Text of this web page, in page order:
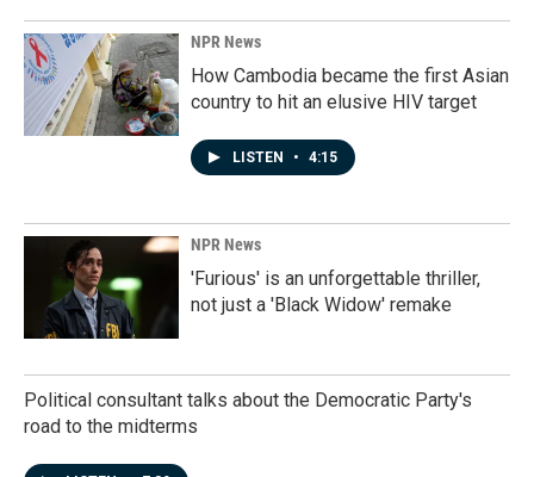
NPR News
How Cambodia became the first Asian
country to hit an elusive HIV target
LISTEN • 4:15
NPR News
'Furious' is an unforgettable thriller,
not just a 'Black Widow' remake
Political consultant talks about the Democratic Party's
road to the midterms